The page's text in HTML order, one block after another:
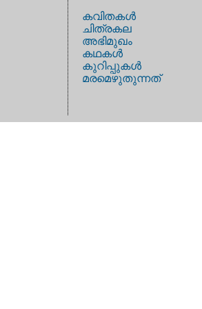
കവിതകള്‍
ചിത്രകല
അഭിമുഖം
കഥകള്‍
കുറിപ്പുകള്‍
മരമെഴുതുന്നത്